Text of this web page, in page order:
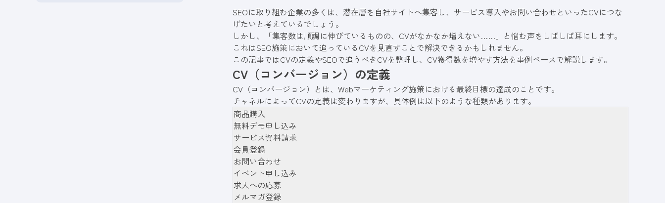
SEOに取り組む企業の多くは、潜在層を自社サイトへ集客し、サービス導入やお問い合わせといったCVにつな
げたいと考えているでしょう。
しかし、「集客数は順調に伸びているものの、CVがなかなか増えない……」と悩む声をしばしば耳にします。
これはSEO施策において追っているCVを見直すことで解決できるかもしれません。
この記事ではCVの定義やSEOで追うべきCVを整理し、CV獲得数を増やす方法を事例ベースで解説します。
CV（コンバージョン）の定義
CV（コンバージョン）とは、Webマーケティング施策における最終目標の達成のことです。
チャネルによってCVの定義は変わりますが、具体例は以下のような種類があります。
商品購入
無料デモ申し込み
サービス資料請求
会員登録
お問い合わせ
イベント申し込み
求人への応募
メルマガ登録